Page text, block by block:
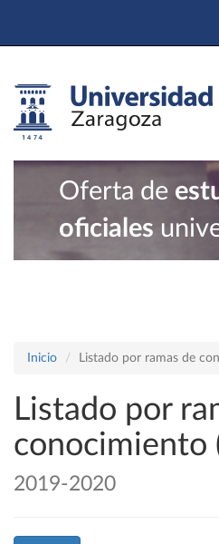
Oferta de
oficiales
Inicio Listado por ramas de
Listado por
conocimiento
2019-2020